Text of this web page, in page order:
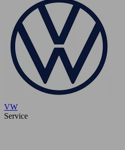
VW
Service